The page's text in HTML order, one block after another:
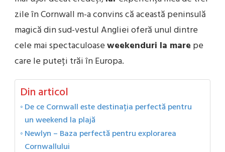
zile în Cornwall m-a convins că această peninsulă
magică din sud-vestul Angliei oferă unul dintre
cele mai spectaculoaseweekenduri la mare pe
care le puteți trăi în Europa.
Din articol
De ce Cornwall este destinația perfectă pentru
un weekend la plajă
Newlyn – Baza perfectă pentru explorarea
Cornwallului